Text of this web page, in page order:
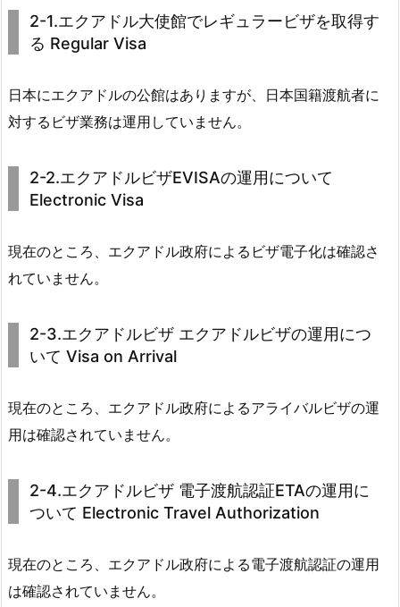
2-1.エクアドル大使館でレギュラービザを取得す
る Regular Visa
日本にエクアドルの公館はありますが、日本国籍渡航者に
対するビザ業務は運用していません。
2-2.エクアドルビザEVISAの運用について
Electronic Visa
現在のところ、エクアドル政府によるビザ電子化は確認さ
れていません。
2-3.エクアドルビザ エクアドルビザの運用につ
いて Visa on Arrival
現在のところ、エクアドル政府によるアライバルビザの運
用は確認されていません。
2-4.エクアドルビザ 電子渡航認証ETAの運用に
ついて Electronic Travel Authorization
現在のところ、エクアドル政府による電子渡航認証の運用
は確認されていません。